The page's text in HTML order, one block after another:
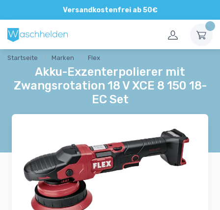
Versandkostenfrei ab 50€
Direkte und persönliche Beratung
Startseite Marken Flex
Akku-Exzenterpolierer mit
Zwangsrotation 18 V XCE 8 150 18-
EC Set